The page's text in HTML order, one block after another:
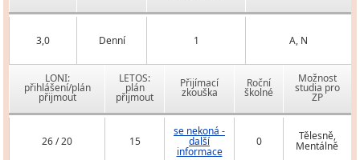
3,0 Denní 1 A, N
LONI:
přihlášení/plán
přijmout
LETOS:
plán
přijmout
Přijímací
zkouška
Roční
školné
Možnost
studia pro
ZP
26 / 20 15
se nekoná -
další
informace
0 Tělesně,
Mentálně